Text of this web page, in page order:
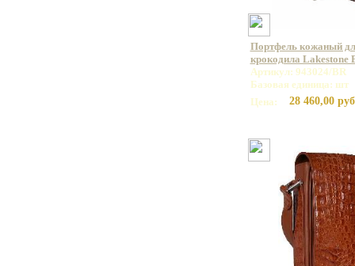
Портфель кожаный
крокодила Lakestone
Артикул: 943024/BR
Базовая единица: шт
Цена:
28 460,00